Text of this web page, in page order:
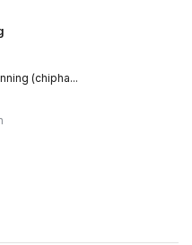
(chipha...